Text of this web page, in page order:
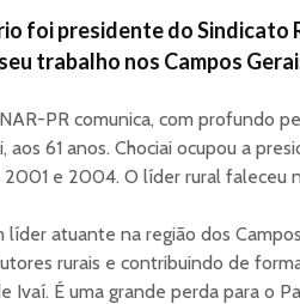
foi presidente do Sindicato
trabalho nos Campos
PR comunica, com profundo
aos 61 anos. Chociai ocupou a
e 2004. O líder rural faleceu
líder atuante na região dos
rurais e contribuindo de
Ivaí. É uma grande perda para o